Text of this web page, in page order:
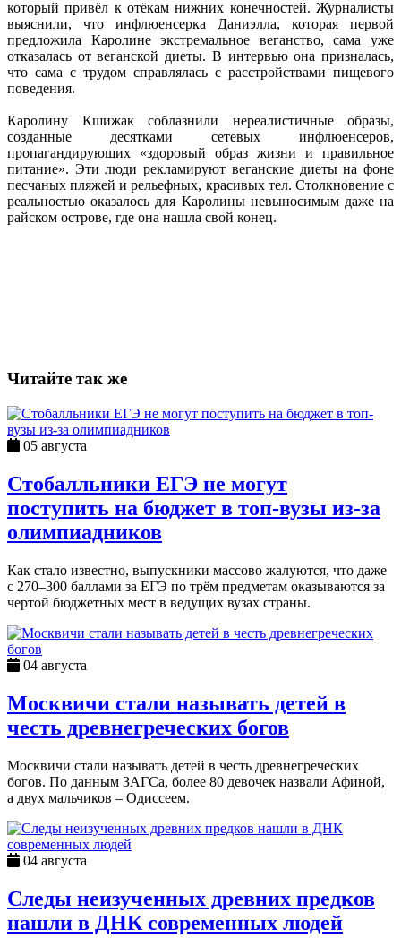
который привёл к отёкам нижних конечностей. Журналисты
выяснили, что инфлюенсерка Даниэлла, которая первой
предложила Каролине экстремальное веганство, сама уже
отказалась от веганской диеты. В интервью она призналась,
что сама с трудом справлялась с расстройствами пищевого
поведения.
Каролину Кшижак соблазнили нереалистичные образы,
созданные десятками сетевых инфлюенсеров,
пропагандирующих «здоровый образ жизни и правильное
питание». Эти люди рекламируют веганские диеты на фоне
песчаных пляжей и рельефных, красивых тел. Столкновение с
реальностью оказалось для Каролины невыносимым даже на
райском острове, где она нашла свой конец.
Читайте так же
05 августа
Стобалльники ЕГЭ не могут
поступить на бюджет в топ-вузы из-за
олимпиадников
Как стало известно, выпускники массово жалуются, что даже
с 270–300 баллами за ЕГЭ по трём предметам оказываются за
чертой бюджетных мест в ведущих вузах страны.
04 августа
Москвичи стали называть детей в
честь древнегреческих богов
Москвичи стали называть детей в честь древнегреческих
богов. По данным ЗАГСа, более 80 девочек назвали Афиной,
а двух мальчиков – Одиссеем.
04 августа
Следы неизученных древних предков
нашли в ДНК современных людей